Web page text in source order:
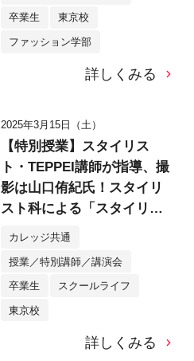
卒業生 東京校
ファッション学部
詳しくみる
2025年3月15日（土）
【特別授業】スタイリス
ト・TEPPEI講師が指導、撮
影は山口侑紀氏！スタイリ
スト科による「スタイリン
グ＆シューティング」授業
カレッジ共通
授業／特別講師／講演会
卒業生 スクールライフ
東京校
詳しくみる